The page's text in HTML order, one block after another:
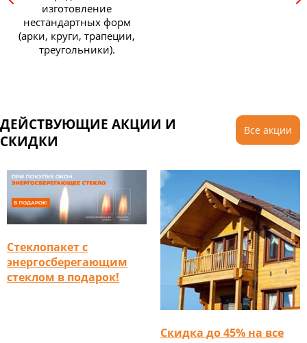
изготовление
нестандартных форм
(арки, круги, трапеции,
треугольники).
Все акции
ДЕЙСТВУЮЩИЕ АКЦИИ И
СКИДКИ
Стеклопакет с
энергосберегающим
стеклом в подарок!
Скидка до 45% на все